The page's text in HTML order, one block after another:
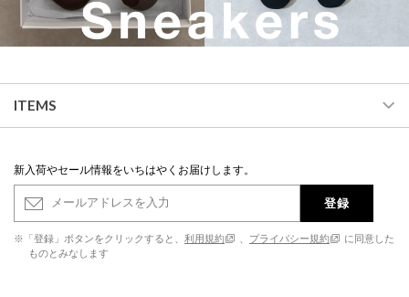
ITEMS
新入荷やセール情報をいちはやくお届けします。
登録
※「登録」ボタンをクリックすると、 利用規約 プライバシー規約
に同意した
ものとみなします